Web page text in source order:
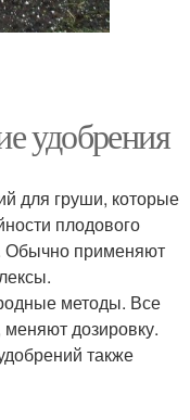
удобрения
для груши, которые
плодового
Обычно применяют
методы. Все
дозировку.
также